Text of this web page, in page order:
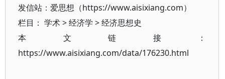
发信站：爱思想（https://www.aisixiang.com）
栏目： 学术>经济学 >经济思想史
本文链接：
https://www.aisixiang.com/data/176230.html